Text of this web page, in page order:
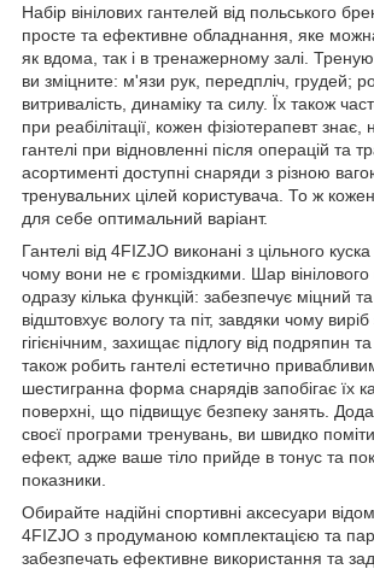
Набір вінілових гантелей від польського
просте та ефективне обладнання, яке
як вдома, так і в тренажерному залі.
ви зміцните: м'язи рук, передпліч, грудей;
витривалість, динаміку та силу. Їх також
при реабілітації, кожен фізіотерапевт знає,
гантелі при відновленні після операцій та
асортименті доступні снаряди з різною
тренувальних цілей користувача. То ж
для себе оптимальний варіант.
Гантелі від 4FIZJO виконані з цільного
чому вони не є громіздкими. Шар вінілового
одразу кілька функцій: забезпечує міцний
відштовхує вологу та піт, завдяки чому
гігієнічним, захищає підлогу від подряпин
також робить гантелі естетично
шестигранна форма снарядів запобігає їх
поверхні, що підвищує безпеку занять.
своєї програми тренувань, ви швидко
ефект, адже ваше тіло прийде в тонус та
показники.
Обирайте надійні спортивні аксесуари
4FIZJO з продуманою комплектацією та
забезпечать ефективне використання та